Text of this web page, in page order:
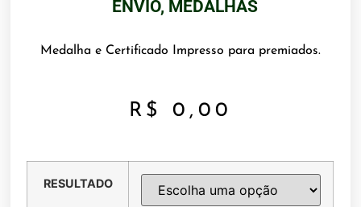
ENVIO, MEDALHAS
Medalha e Certificado Impresso para premiados.
R$ 0,00
RESULTADO